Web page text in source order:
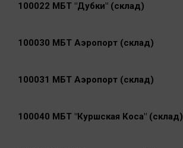
100022 МБТ "Дубки" (склад)
100030 МБТ Аэропорт (склад)
100031 МБТ Аэропорт (склад)
100040 МБТ "Куршская Коса" (склад)